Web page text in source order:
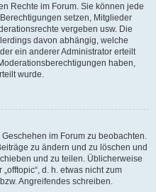
Rechte im Forum. Sie können jede
setzen, Mitglieder
vergeben usw. Die
davon abhängig, welche
ein anderer Administrator erteilt
haben,
wurde.
im Forum zu beobachten.
zu ändern und zu löschen und
und zu teilen. Üblicherweise
d. h. etwas nicht zum
Angreifendes schreiben.